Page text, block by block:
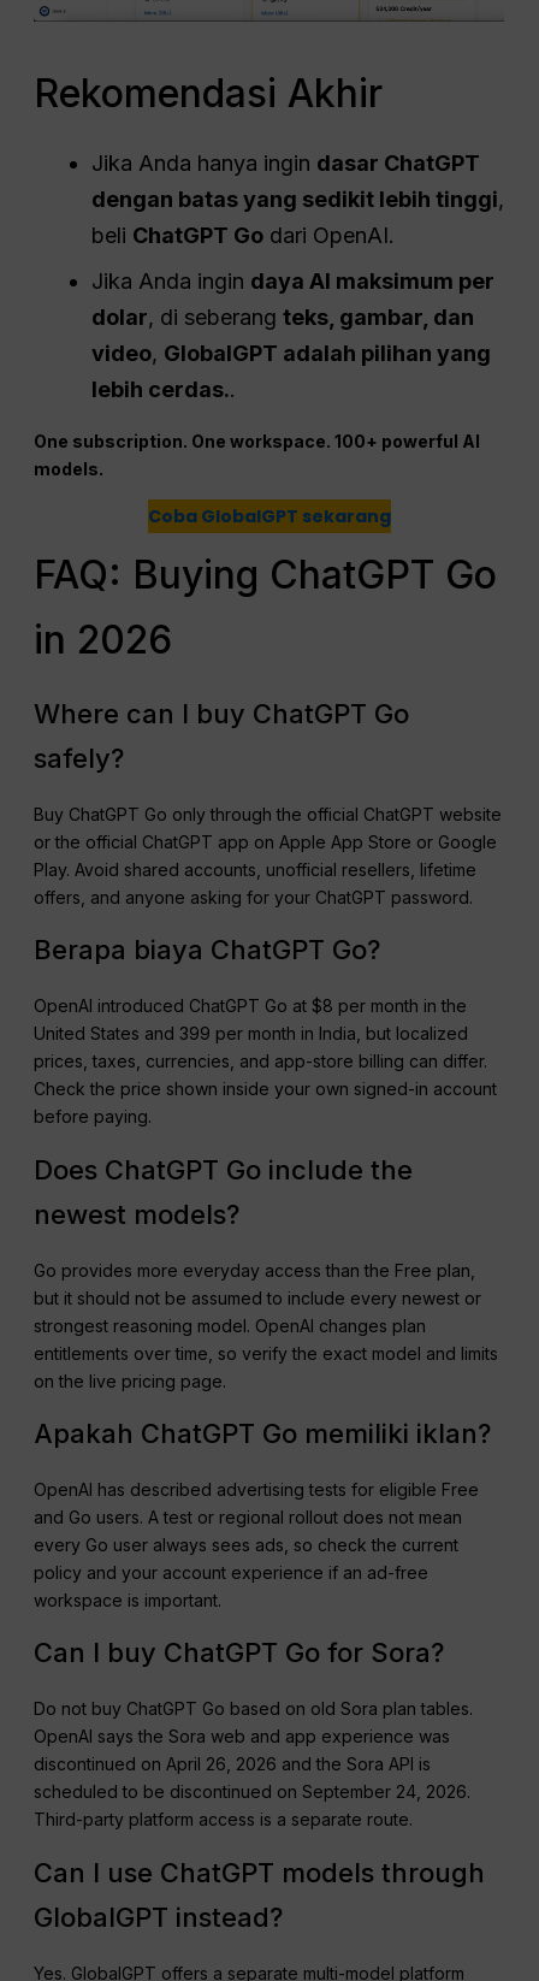
Rekomendasi Akhir
Jika Anda hanya ingin dasar ChatGPT
dengan batas yang sedikit lebih tinggi,
beli ChatGPT Go dari OpenAI.
Jika Anda ingin daya AI maksimum per
dolar, di seberangteks, gambar, dan
video, GlobalGPT adalah pilihan yang
lebih cerdas..
One subscription. One workspace. 100+ powerful AI
models.
Coba GlobalGPT sekarang
FAQ: Buying ChatGPT Go
in 2026
Where can I buy ChatGPT Go
safely?
Buy ChatGPT Go only through the official ChatGPT website
or the official ChatGPT app on Apple App Store or Google
Play. Avoid shared accounts, unofficial resellers, lifetime
offers, and anyone asking for your ChatGPT password.
Berapa biaya ChatGPT Go?
OpenAI introduced ChatGPT Go at $8 per month in the
United States and ₹399 per month in India, but localized
prices, taxes, currencies, and app-store billing can differ.
Check the price shown inside your own signed-in account
before paying.
Does ChatGPT Go include the
newest models?
Go provides more everyday access than the Free plan,
but it should not be assumed to include every newest or
strongest reasoning model. OpenAI changes plan
entitlements over time, so verify the exact model and limits
on the live pricing page.
Apakah ChatGPT Go memiliki iklan?
OpenAI has described advertising tests for eligible Free
and Go users. A test or regional rollout does not mean
every Go user always sees ads, so check the current
policy and your account experience if an ad-free
workspace is important.
Can I buy ChatGPT Go for Sora?
Do not buy ChatGPT Go based on old Sora plan tables.
OpenAI says the Sora web and app experience was
discontinued on April 26, 2026 and the Sora API is
scheduled to be discontinued on September 24, 2026.
Third-party platform access is a separate route.
Can I use ChatGPT models through
GlobalGPT instead?
Yes. GlobalGPT offers a separate multi-model platform